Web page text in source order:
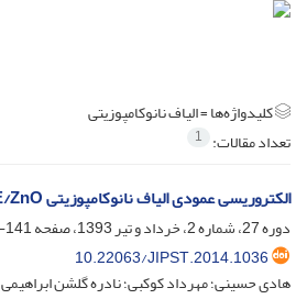
کلیدواژه‌ها =الیاف نانوکامپوزیتی
تعداد مقالات: 1
الکتروریسی عمودی الیاف نانوکامپوزیتی UHMWPE/ZnO در دمای زیاد
دوره 27، شماره 2، خرداد و تیر 1393، صفحه
141-131
10.22063/JIPST.2014.1036
هادی حسینی؛ مهرداد کوکبی؛ نادره گلشن ابراهیمی